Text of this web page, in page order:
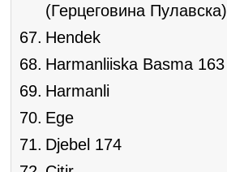
(Герцеговина Пулавска)
Hendek
Harmanliiska Basma 163
Harmanli
Ege
Djebel 174